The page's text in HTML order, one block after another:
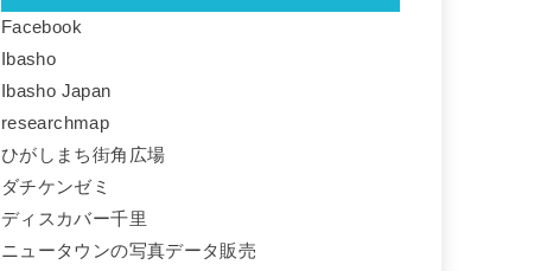
Facebook
Ibasho
Ibasho Japan
researchmap
ひがしまち街角広場
ダチケンゼミ
ディスカバー千里
ニュータウンの写真データ販売